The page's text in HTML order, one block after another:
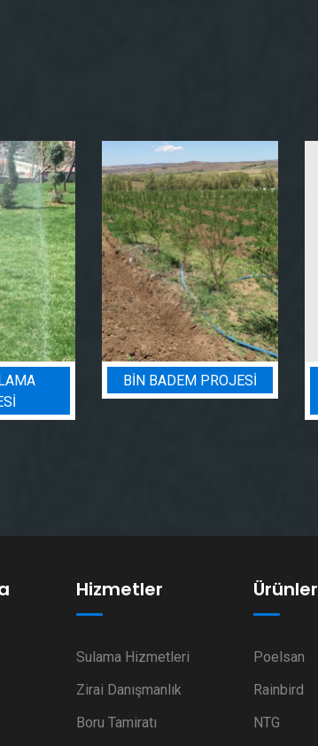
BIN BADEM PROJESI
Hizmetler
Sulama Hizmetleri
Zirai Danışmanlık
Boru Tamiratı
Ürünler
Poelsan
Rainbird
NTG